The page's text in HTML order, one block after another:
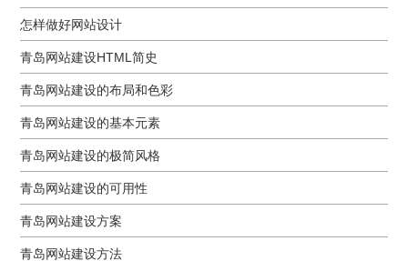
怎样做好网站设计
青岛网站建设HTML简史
青岛网站建设的布局和色彩
青岛网站建设的基本元素
青岛网站建设的极简风格
青岛网站建设的可用性
青岛网站建设方案
青岛网站建设方法